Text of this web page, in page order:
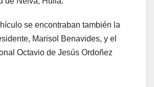
se encontraban también la
Marisol Benavides, y el
Octavio de Jesús Ordoñez